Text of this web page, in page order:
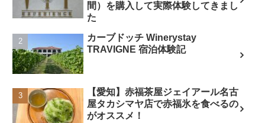
間）を購入して実際体験してきまし
た
カーブドッチ Winerystay
TRAVIGNE 宿泊体験記
【愛知】赤福茶屋ジェイアール名古
屋タカシマヤ店で赤福氷を食べるの
がオススメ！